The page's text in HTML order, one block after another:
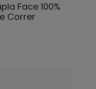
Face 100%
Correr